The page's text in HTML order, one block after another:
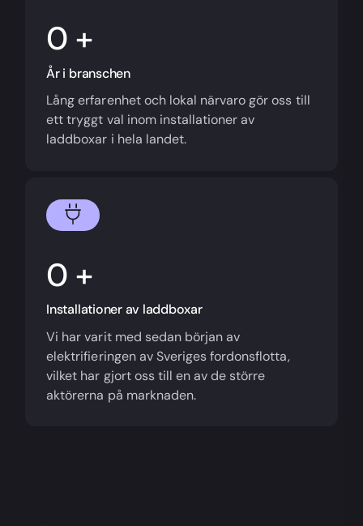
+
År i branschen
Lång erfarenhet och lokal närvaro gör oss till
ett tryggt val inom installationer av
laddboxar i hela landet.
+
Installationer av laddboxar
Vi har varit med sedan början av
elektrifieringen av Sveriges fordonsflotta,
vilket har gjort oss till en av de större
aktörerna på marknaden.